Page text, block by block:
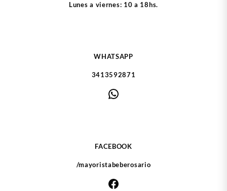
Lunes a viernes: 10 a 18hs.
WHATSAPP
3413592871
WhatsApp
FACEBOOK
/mayoristabeberosario
Facebook